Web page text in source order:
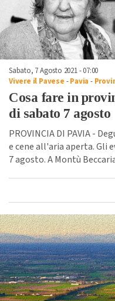
Sabato, 7 Agosto 2021 - 07:00
Vivere il Pavese -Pavia -
Cosa fare in
di sabato 7 agosto
PROVINCIA DI PAVIA -
e cene all'aria aperta. Gli
7 agosto. A Montù